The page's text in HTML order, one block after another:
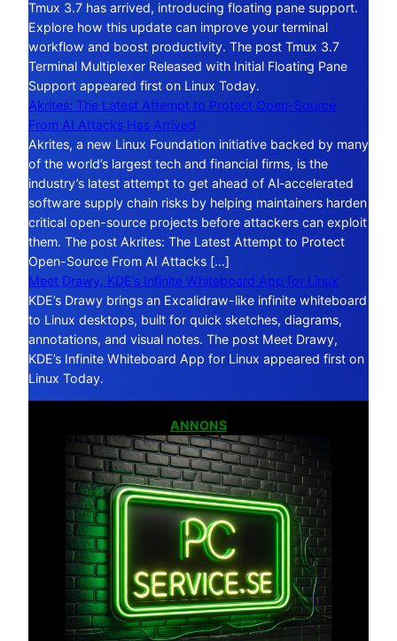
Tmux 3.7 has arrived, introducing floating pane support.
Explore how this update can improve your terminal
workflow and boost productivity. The post Tmux 3.7
Terminal Multiplexer Released with Initial Floating Pane
Support appeared first on Linux Today.
Akrites: The Latest Attempt to Protect Open-Source
From AI Attacks Has Arrived
Akrites, a new Linux Foundation initiative backed by many
of the world’s largest tech and financial firms, is the
industry’s latest attempt to get ahead of AI‑accelerated
software supply chain risks by helping maintainers harden
critical open-source projects before attackers can exploit
them. The post Akrites: The Latest Attempt to Protect
Open-Source From AI Attacks […]
Meet Drawy, KDE’s Infinite Whiteboard App for Linux
KDE’s Drawy brings an Excalidraw-like infinite whiteboard
to Linux desktops, built for quick sketches, diagrams,
annotations, and visual notes. The post Meet Drawy,
KDE’s Infinite Whiteboard App for Linux appeared first on
Linux Today.
ANNONS